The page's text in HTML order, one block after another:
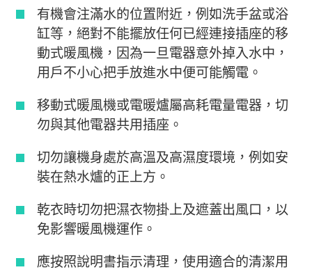
有機會注滿水的位置附近，例如洗手盆或浴
缸等，絕對不能擺放任何已經連接插座的移
動式暖風機，因為一旦電器意外掉入水中，
用戶不小心把手放進水中便可能觸電。
移動式暖風機或電暖爐屬高耗電量電器，切
勿與其他電器共用插座。
切勿讓機身處於高溫及高濕度環境，例如安
裝在熱水爐的正上方。
乾衣時切勿把濕衣物掛上及遮蓋出風口，以
免影響暖風機運作。
應按照說明書指示清理，使用適合的清潔用